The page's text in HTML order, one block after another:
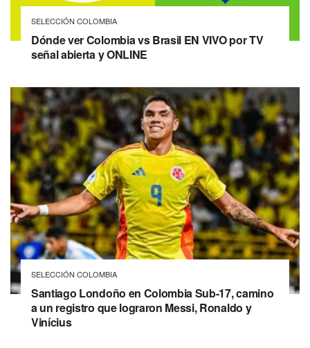
SELECCIÓN COLOMBIA
Dónde ver Colombia vs Brasil EN VIVO por TV
señal abierta y ONLINE
SELECCIÓN COLOMBIA
Santiago Londoño en Colombia Sub-17, camino
a un registro que lograron Messi, Ronaldo y
Vinícius